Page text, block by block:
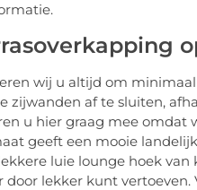
wij u altijd om
zijwanden af te sluiten,
u hier graag mee omdat
geeft een mooie
luie lounge hoek
lekker kunt vertoeven.